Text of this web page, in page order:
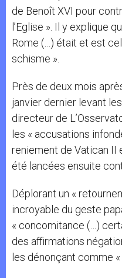
de Benoît XVI pour
l’Eglise ». Il y explique
Rome (…) était et est
schisme ».
Près de deux mois
janvier dernier levant
directeur de
les « accusations
reniement de Vatican II
été lancées ensuite
Déplorant un «
incroyable du geste
« concomitance (…)
des affirmations
les dénonçant comme